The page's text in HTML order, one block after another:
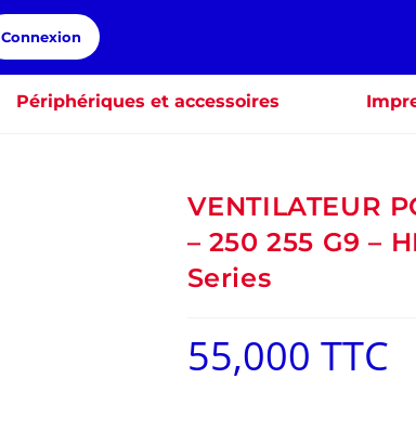
Connexion
Périphériques et accessoires
VENTILATEUR
– 250 255 G9 –
Series
55,000 TTC